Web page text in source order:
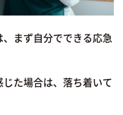
まず自分でできる応急
た場合は、落ち着いて